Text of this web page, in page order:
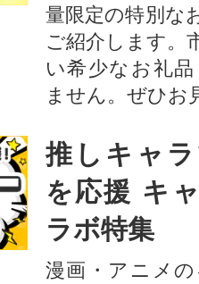
量限定の特別な
ご紹介します。
い希少なお礼
ません。ぜひお
推しキャ
を応援 キ
ラボ特集
漫画・アニメ